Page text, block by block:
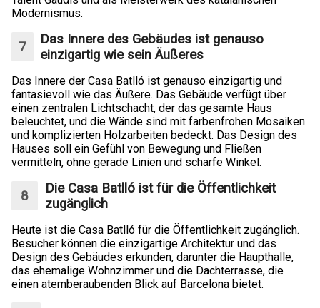
Modernismus.
Das Innere des Gebäudes ist genauso
einzigartig wie sein Äußeres
Das Innere der Casa Batlló ist genauso einzigartig und
fantasievoll wie das Äußere. Das Gebäude verfügt über
einen zentralen Lichtschacht, der das gesamte Haus
beleuchtet, und die Wände sind mit farbenfrohen Mosaiken
und komplizierten Holzarbeiten bedeckt. Das Design des
Hauses soll ein Gefühl von Bewegung und Fließen
vermitteln, ohne gerade Linien und scharfe Winkel.
Die Casa Batlló ist für die Öffentlichkeit
zugänglich
Heute ist die Casa Batlló für die Öffentlichkeit zugänglich.
Besucher können die einzigartige Architektur und das
Design des Gebäudes erkunden, darunter die Haupthalle,
das ehemalige Wohnzimmer und die Dachterrasse, die
einen atemberaubenden Blick auf Barcelona bietet.